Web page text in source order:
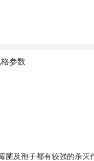
参数
及孢子都有较强的杀灭